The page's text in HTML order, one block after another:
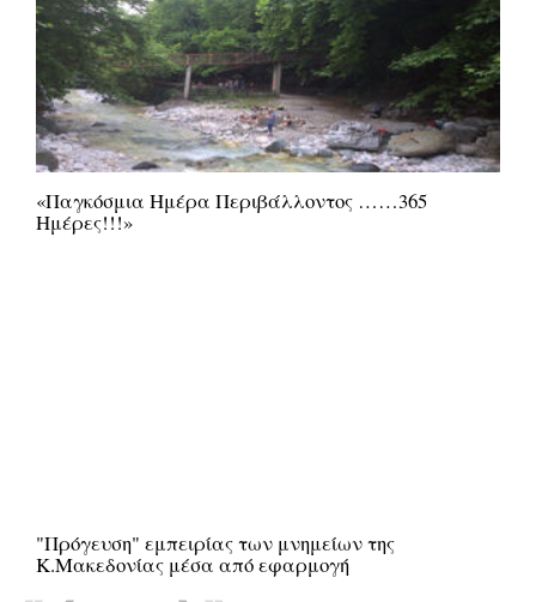
«Παγκόσμια Ημέρα Περιβάλλοντος ……365
Ημέρες!!!»
"Πρόγευση" εμπειρίας των μνημείων της
Κ.Μακεδονίας μέσα από εφαρμογή